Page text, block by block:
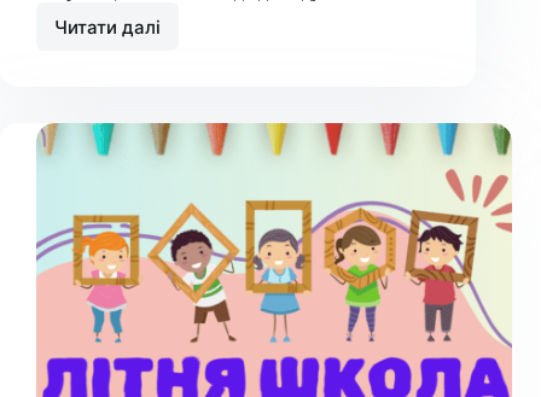
Читати далі
Літня